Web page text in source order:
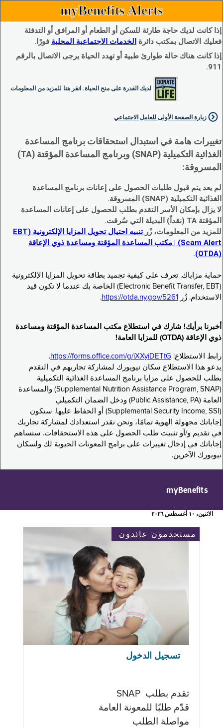
myBenefits Alerts
إذا كانت لديك حاجة طارئة للسكن أو الطعام أو المرافق أو التدفئة
فعليك الاتصال بمكتب دائرة الخدمات الاجتماعية المحلية فورًا.
إذا كانت هناك حالة طوارئ طبية أو تهدد الحياة يرجى الاتصال بالرقم
911.
لديك القدرة على منح الحياة. انقر هنا للمزيد من المعلومات
زيارة الصفحة الأولى للعامل الاجتماعي
تغييرات هامة في استبدال استحقاقات برنامج المساعدة
الغذائية التكميلية (SNAP) وبرنامج المساعدة المؤقتة (TA)
المسروقة:
لم يعد يتم قبول طلبات الحصول على إعانات برنامج المساعدة
الغذائية التكميلية (SNAP) المسروقة.
لا يزال بإمكان الأسر التقدم بطلب للحصول على إعانات المساعدة
المؤقتة TA (نقداً) البديلة التي سُرقت.
للمزيد من المعلومات، زُر
تنبيه احتيال تحويل المزايا الإلكترونية (EBT
Scam Alert) | مكتب المساعدة المؤقتة ومساعدة ذوي الإعاقة
(OTDA)
.
حماية مزاياك. تعرف على كيفية تجميد بطاقة تحويل المزايا الإلكترونية
(Electronic Benefit Transfer, EBT) الخاصة بك عندما لا تكون قيد
الاستخدام. زُر
https://otda.ny.gov/5261
.
أخبرنا برأيك! شارك في استطلاع مكتب المساعدة المؤقتة ومساعدة
ذوي الإعاقة (OTDA) للمزايا العامة!
رابط الاستطلاع: https://forms.office.com/g/iXXyiDETtG
.
يدعو هذا الاستطلاع سكان نيويورك لمشاركة تجاربهم في التقدم
بطلب للحصول على مزايا برنامج المساعدة الغذائية التكميلية
(Supplemental Nutrition Assistance Program, SNAP) والمساعدة
العامة (Public Assistance, PA) ودخل الضمان التكميلي
(Supplemental Security Income, SSI) أو الحفاظ عليها. ستكون
إجاباتك مجهولة الهوية تمامًا، ونحن نقدر استعدادك لمشاركة تجاربك
في تقديم و/أو تثبيت طلب الحصول على هذه الاستحقاقات. ستساهم
إجاباتك في إدخال تغييرات على برامج المعونات الحيوية لك ولسكان
نيويورك الآخرين.
myBenefits
الاثنين، ١٠ أغسطس ٢٠٢٦
مستخدمون عائدون
تسجيل الدخول
تقدم بطلب SNAP
قدّم طلبّا للمعونة العامة
مواصلة الطلب